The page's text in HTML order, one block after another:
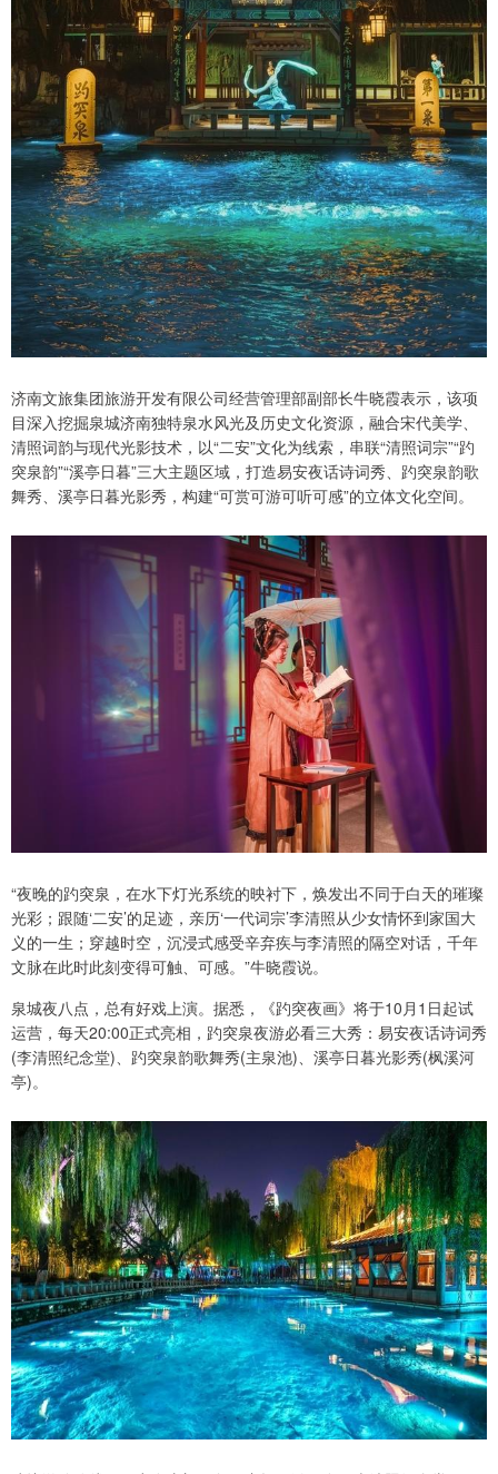
济南文旅集团旅游开发有限公司经营管理部副部长牛晓霞表示，该项
目深入挖掘泉城济南独特泉水风光及历史文化资源，融合宋代美学、
清照词韵与现代光影技术，以“二安”文化为线索，串联“清照词宗”“趵
突泉韵”“溪亭日暮”三大主题区域，打造易安夜话诗词秀、趵突泉韵歌
舞秀、溪亭日暮光影秀，构建“可赏可游可听可感”的立体文化空间。
“夜晚的趵突泉，在水下灯光系统的映衬下，焕发出不同于白天的璀璨
光彩；跟随‘二安’的足迹，亲历‘一代词宗’李清照从少女情怀到家国大
义的一生；穿越时空，沉浸式感受辛弃疾与李清照的隔空对话，千年
文脉在此时此刻变得可触、可感。”牛晓霞说。
泉城夜八点，总有好戏上演。据悉，《趵突夜画》将于10月1日起试
运营，每天20:00正式亮相，趵突泉夜游必看三大秀：易安夜话诗词秀
(李清照纪念堂)、趵突泉韵歌舞秀(主泉池)、溪亭日暮光影秀(枫溪河
亭)。